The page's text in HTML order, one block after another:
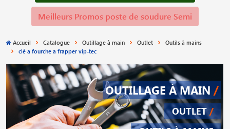
Meilleurs Promos poste de soudure Semi
Accueil Catalogue Outillage à main Outlet
Outils à mains
clé a fourche a frapper vip-tec
OUTILLAGE À MAIN /
OUTLET /